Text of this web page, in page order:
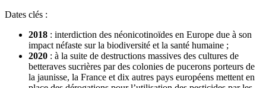
Dates clés :
2018 : interdiction des néonicotinoïdes en Europe due à son
impact néfaste sur la biodiversité et la santé humaine ;
2020 : à la suite de destructions massives des cultures de
betteraves sucrières par des colonies de pucerons porteurs de
la jaunisse, la France et dix autres pays européens mettent en